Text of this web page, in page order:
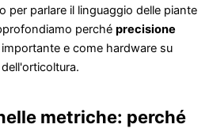
per parlare il linguaggio delle piante
perché precisione
e come hardware su
metriche: perché